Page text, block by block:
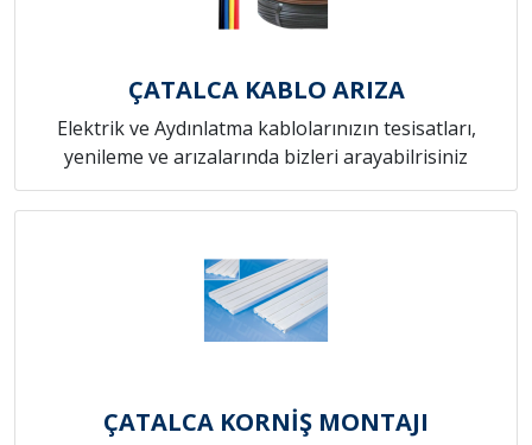
ÇATALCA KABLO ARIZA
Elektrik ve Aydınlatma kablolarınızın tesisatları,
yenileme ve arızalarında bizleri arayabilrisiniz
ÇATALCA KORNİŞ MONTAJI